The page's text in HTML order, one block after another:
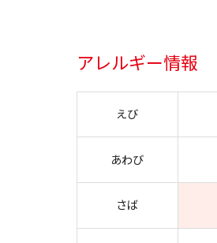
アレルギー情報
えび
あわび
さば